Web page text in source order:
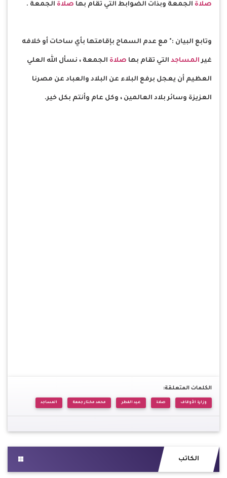
صلاة الجمعة وبذات الضوابط التي تقام بها صلاة الجمعة .
وتابع البيان :" مع عدم السماح بإقامتها بأي ساحات أو خلافه
غيرالمساجد التي تقام بها صلاة الجمعة ، نسأل الله العلي
العظيم أن يعجل برفع البلاء عن البلاد والعباد عن مصرنا
العزيزة وسائر بلاد العالمين ، وكل عام وأنتم بكل خير.
الكلمات المتعلقة:
وزارة الأوقاف صلاة عيد الفطر محمد مختار جمعة المساجد
الكاتب